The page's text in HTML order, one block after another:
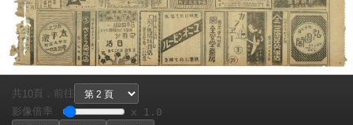
共 10頁， 前往
影像倍率
x 1.0